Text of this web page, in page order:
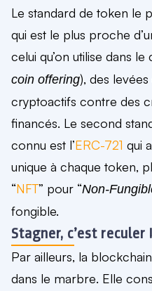
Le standard de token le
qui est le plus proche
celui qu’on utilise dans le
coin offering), des
cryptoactifs contre des
financés. Le second
connu est l’ERC-721 qui
unique à chaque token,
“NFT” pour “Non-
fongible.
Stagner, c’est reculer !
Par ailleurs, la
dans le marbre. Elle